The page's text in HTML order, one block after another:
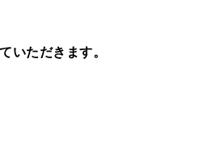
いただきます。